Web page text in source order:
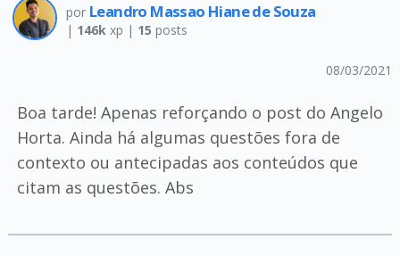
por Leandro Massao Hiane de Souza
| 146kxp | 15 posts
08/03/2021
Boa tarde! Apenas reforçando o post do Angelo
Horta. Ainda há algumas questões fora de
contexto ou antecipadas aos conteúdos que
citam as questões. Abs